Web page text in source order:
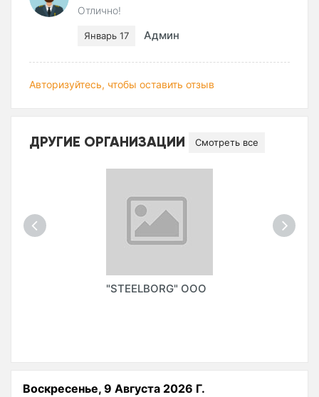
Отлично!
Январь 17 Админ
Авторизуйтесь, чтобы оставить отзыв
ДРУГИЕ ОРГАНИЗАЦИИ Смотреть все
"STEELBORG" ООО
Воскресенье, 9 Августа 2026 Г.